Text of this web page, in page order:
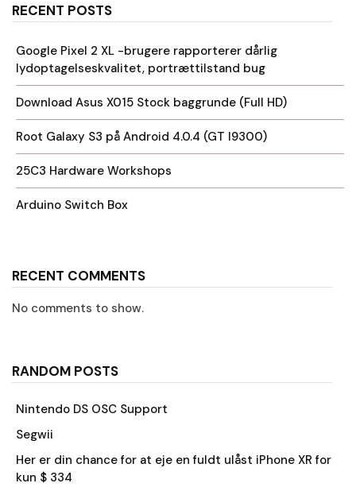
RECENT POSTS
Google Pixel 2 XL -brugere rapporterer dårlig
lydoptagelseskvalitet, portrættilstand bug
Download Asus X015 Stock baggrunde (Full HD)
Root Galaxy S3 på Android 4.0.4 (GT I9300)
25C3 Hardware Workshops
Arduino Switch Box
RECENT COMMENTS
No comments to show.
RANDOM POSTS
Nintendo DS OSC Support
Segwii
Her er din chance for at eje en fuldt ulåst iPhone XR for
kun $ 334